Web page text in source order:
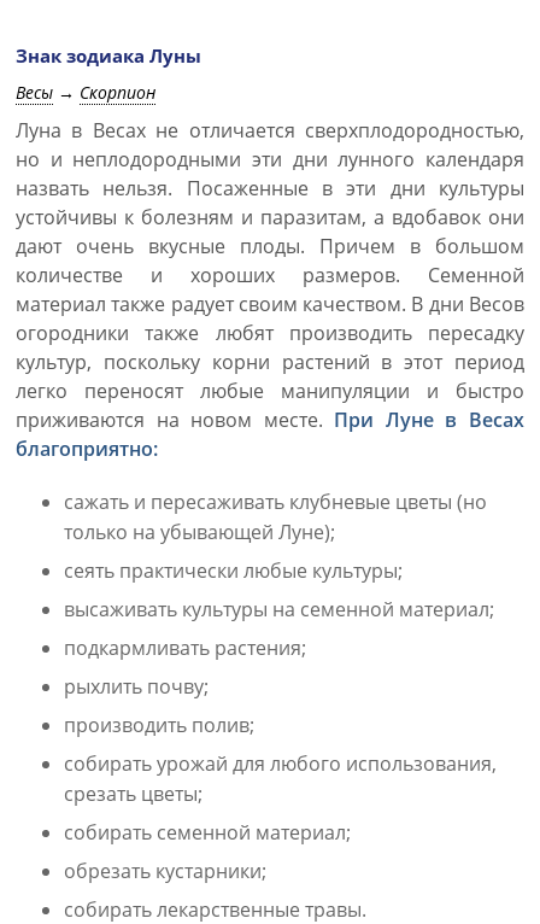
Знак зодиака Луны
Весы → Скорпион
Луна в Весах не отличается сверхплодородностью,
но и неплодородными эти дни лунного календаря
назвать нельзя. Посаженные в эти дни культуры
устойчивы к болезням и паразитам, а вдобавок они
дают очень вкусные плоды. Причем в большом
количестве и хороших размеров. Семенной
материал также радует своим качеством. В дни Весов
огородники также любят производить пересадку
культур, поскольку корни растений в этот период
легко переносят любые манипуляции и быстро
приживаются на новом месте. При Луне в Весах
благоприятно:
сажать и пересаживать клубневые цветы (но
только на убывающей Луне);
сеять практически любые культуры;
высаживать культуры на семенной материал;
подкармливать растения;
рыхлить почву;
производить полив;
собирать урожай для любого использования,
срезать цветы;
собирать семенной материал;
обрезать кустарники;
собирать лекарственные травы.